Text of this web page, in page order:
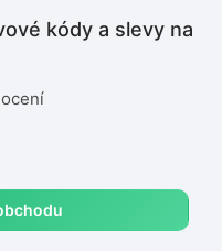
kódy a slevy na